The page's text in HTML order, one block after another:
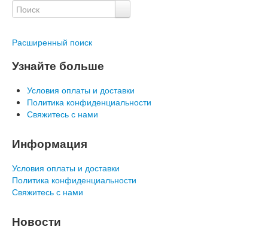
Расширенный поиск
Узнайте больше
Условия оплаты и доставки
Политика конфиденциальности
Свяжитесь с нами
Информация
Условия оплаты и доставки
Политика конфиденциальности
Свяжитесь с нами
Новости